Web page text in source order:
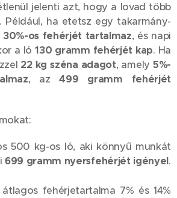
jelenti azt, hogy a lovad több
Például, ha etetsz egy takarmány-
30%-os fehérjét tartalmaz, és napi
a ló130 gramm fehérjét kap. Ha
22 kg széna adagot, amely 5%-
, az499 gramm fehérjét
500 kg-os ló, aki könnyű munkát
699 gramm nyersfehérjét igényel.
fehérjetartalma 7% és 14%